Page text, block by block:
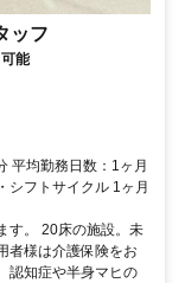
ッフ
能
平均勤務日数：1ヶ月
シフトサイクル 1ヶ月
す。 20床の施設。未
者様は介護保険をお
認知症や半身マヒの